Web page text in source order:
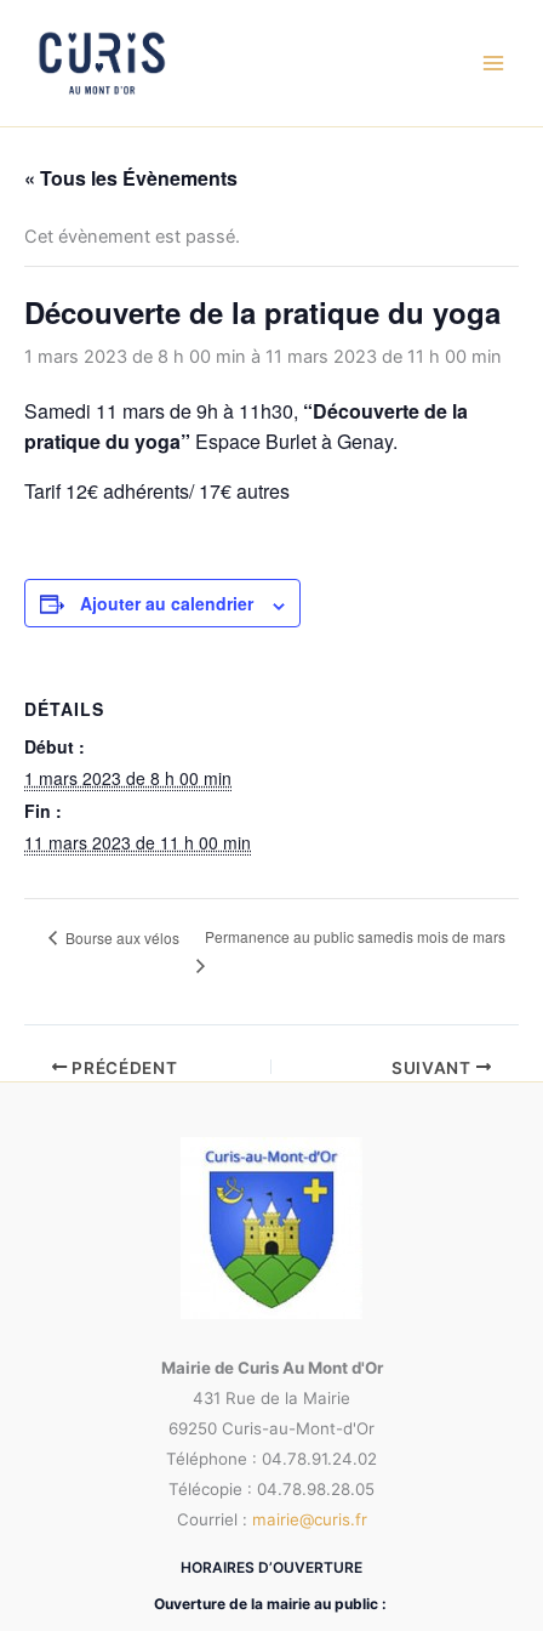
contenu
« Tous les Évènements
Cet évènement est passé.
Découverte de la pratique du yoga
1 mars 2023 de 8 h 00 min à 11 mars 2023 de 11 h 00 min
Samedi 11 mars de 9h à 11h30, “Découverte de la
pratique du yoga” Espace Burlet à Genay.
Tarif 12€ adhérents/ 17€ autres
Ajouter au calendrier
DÉTAILS
Début :
1 mars 2023 de 8 h 00 min
Fin :
11 mars 2023 de 11 h 00 min
Bourse aux vélos Permanence au public samedis mois de mars
PRÉCÉDENT SUIVANT
Mairie de Curis Au Mont d'Or
431 Rue de la Mairie
69250 Curis-au-Mont-d'Or
Téléphone : 04.78.91.24.02
Télécopie : 04.78.98.28.05
Courriel : mairie@curis.fr
HORAIRES D’OUVERTURE
Ouverture de la mairie au public :